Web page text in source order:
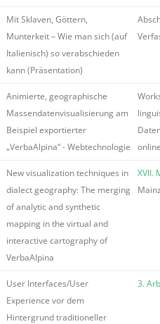
Mit Sklaven, Göttern,
Munterkeit – Wie man sich (auf
Italienisch) so verabschieden
kann (Präsentation)
Animierte, geographische
Massendatenvisualisierung am
Beispiel exportierter
„VerbaAlpina“ - Webtechnologie
New visualization techniques in
dialect geography: The merging
of analytic and synthetic
mapping in the virtual and
interactive cartography of
VerbaAlpina
XVII.
User Interfaces/User
Experience vor dem
Hintergrund traditioneller
3.